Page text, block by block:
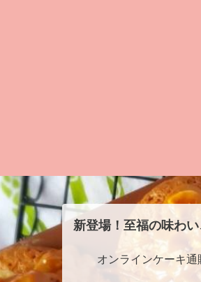
新登場！至福の味わ
オンラインケーキ通